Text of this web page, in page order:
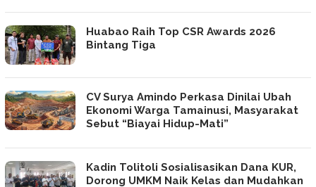
Huabao Raih Top CSR Awards 2026
Bintang Tiga
CV Surya Amindo Perkasa Dinilai Ubah
Ekonomi Warga Tamainusi, Masyarakat
Sebut “Biayai Hidup-Mati”
Kadin Tolitoli Sosialisasikan Dana KUR,
Dorong UMKM Naik Kelas dan Mudahkan